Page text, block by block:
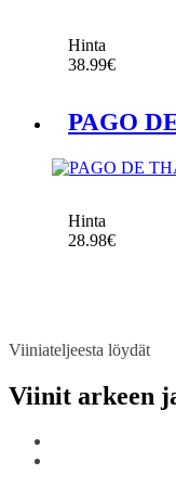
Hinta
38.99€
PAGO
Hinta
28.98€
Viiniateljeesta löydät
Viinit arkeen